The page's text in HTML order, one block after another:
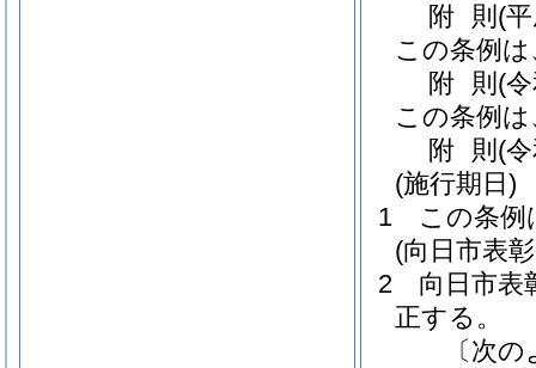
附 則 (
この条例
附 則 (
この条例
附 則 (
(施行期日)
1
この条例
(向日市表
2
向日市表
正する。
〔次